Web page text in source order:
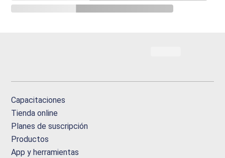
Capacitaciones
Tienda online
Planes de suscripción
Productos
App y herramientas